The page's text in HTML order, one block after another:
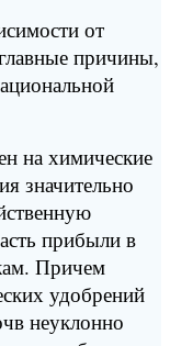
от
причины,
на химические
значительно
прибыли в
Причем
удобрений
неуклонно